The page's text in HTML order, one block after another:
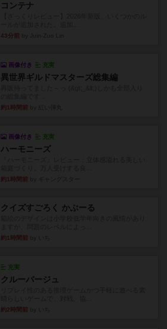
コンテナ
43分前
画像付き 充実
異世界ギルドマスターズ総集編
約1時間前
画像付き 充実
ハーモニーズ
約1時間前
クイズすごろく かぶーる
約1時間前
充実
クルーバージュ
約2時間前